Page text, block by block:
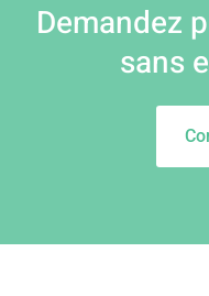
Demandez
sans